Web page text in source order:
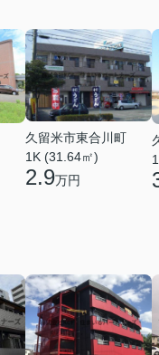
久留米市東合川町
1K (31.64㎡)
2.9万円